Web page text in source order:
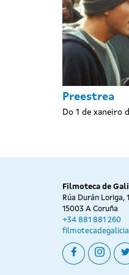
Preestrea
Do 1 de xaneiro
Filmoteca de
Rúa Durán Loriga,
15003 A Coruña
+34 881 881 260
facebook